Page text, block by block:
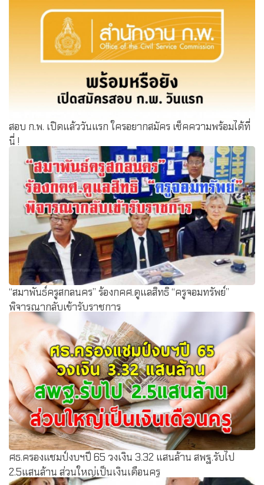
สั่งสพฐ.ออกเกณฑ์รับนร.เงื่อนไขพิเศษใหม่ ชี้กติกาเดิมเปิดช่อง
ทุจริต เพราะตัดสินใจโดยไม่กี่คน
สอบ ก.พ. เปิดแล้ววันแรก ใครอยากสมัคร เช็คความพร้อมได้ที่
นี่ !
“สมาพันธ์ครูสกลนคร” ร้องกคศ.ดูแลสิทธิ “ครูจอมทรัพย์”
พิจารณากลับเข้ารับราชการ
ศธ.ครองแชมป์งบฯปี 65 วงเงิน 3.32 แสนล้าน สพฐ.รับไป
2.5แสนล้าน ส่วนใหญ่เป็นเงินเดือนครู